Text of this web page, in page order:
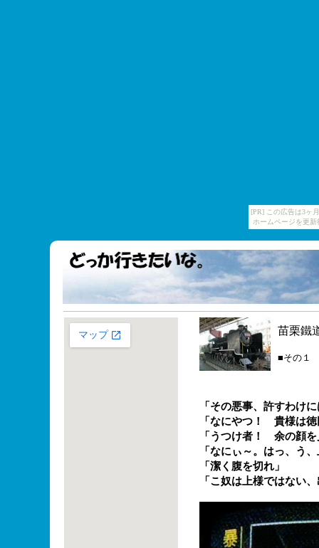
[PR] この広告は3ヶ
ホームページを更
苗栗鐵
■その１
「その悪事、許すわけ
「なにやつ！ 貴様は
「うつけ者！ 余の顔
「なにぃ～。はっ、う
「潔く腹を切れ」
「こ奴は上様ではない